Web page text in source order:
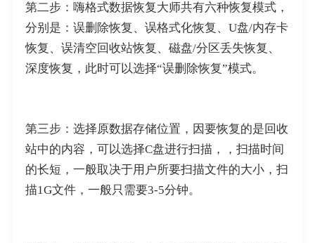
第二步：嗨格式数据恢复大师共有六种恢复模式，
分别是：误删除恢复、误格式化恢复、U盘/内存卡
恢复、误清空回收站恢复、磁盘/分区丢失恢复、
深度恢复，此时可以选择“误删除恢复”模式。
第三步：选择原数据存储位置，因要恢复的是回收
站中的内容，可以选择C盘进行扫描，，扫描时间
的长短，一般取决于用户所要扫描文件的大小，扫
描1G文件，一般只需要3-5分钟。